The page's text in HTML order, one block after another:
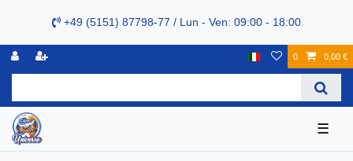
+49 (5151) 87798-77 / Lun - Ven: 09:00 - 18:00
0 0,00 €
☰